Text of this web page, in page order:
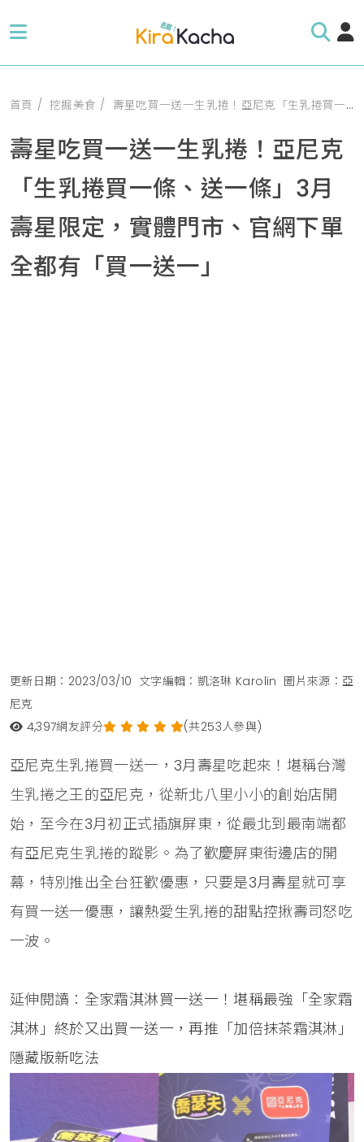
首頁 挖掘美食 壽星吃買一送一生乳捲！亞尼克「生乳捲買一條、送一條」3月壽星限定，實體門市、官網下單全都有「買一送一」
壽星吃買一送一生乳捲！亞尼克
「生乳捲買一條、送一條」3月
壽星限定，實體門市、官網下單
全都有「買一送一」
更新日期：2023/03/10 文字編輯：凱洛琳 Karolin 圖片來源：亞
尼克
4,397網友評分 (共253人參與)
亞尼克生乳捲買一送一，3月壽星吃起來！堪稱台灣
生乳捲之王的亞尼克，從新北八里小小的創始店開
始，至今在3月初正式插旗屏東，從最北到最南端都
有亞尼克生乳捲的蹤影。為了歡慶屏東街邊店的開
幕，特別推出全台狂歡優惠，只要是3月壽星就可享
有買一送一優惠，讓熱愛生乳捲的甜點控揪壽司怒吃
一波。
延伸閱讀： 全家霜淇淋買一送一！堪稱最強「全家霜
淇淋」終於又出買一送一，再推「加倍抹茶霜淇淋」
隱藏版新吃法